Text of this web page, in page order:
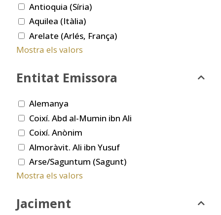
Antioquia (Síria)
Aquilea (Itàlia)
Arelate (Arlés, França)
Mostra els valors
Entitat Emissora
Alemanya
Coixí. Abd al-Mumin ibn Ali
Coixí. Anònim
Almoràvit. Ali ibn Yusuf
Arse/Saguntum (Sagunt)
Mostra els valors
Jaciment